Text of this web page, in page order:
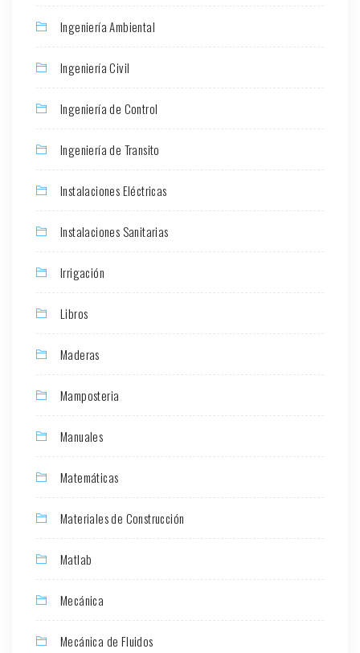
Ingeniería Ambiental
Ingeniería Civil
Ingeniería de Control
Ingeniería de Transito
Instalaciones Eléctricas
Instalaciones Sanitarias
Irrigación
Libros
Maderas
Mamposteria
Manuales
Matemáticas
Materiales de Construcción
Matlab
Mecánica
Mecánica de Fluidos